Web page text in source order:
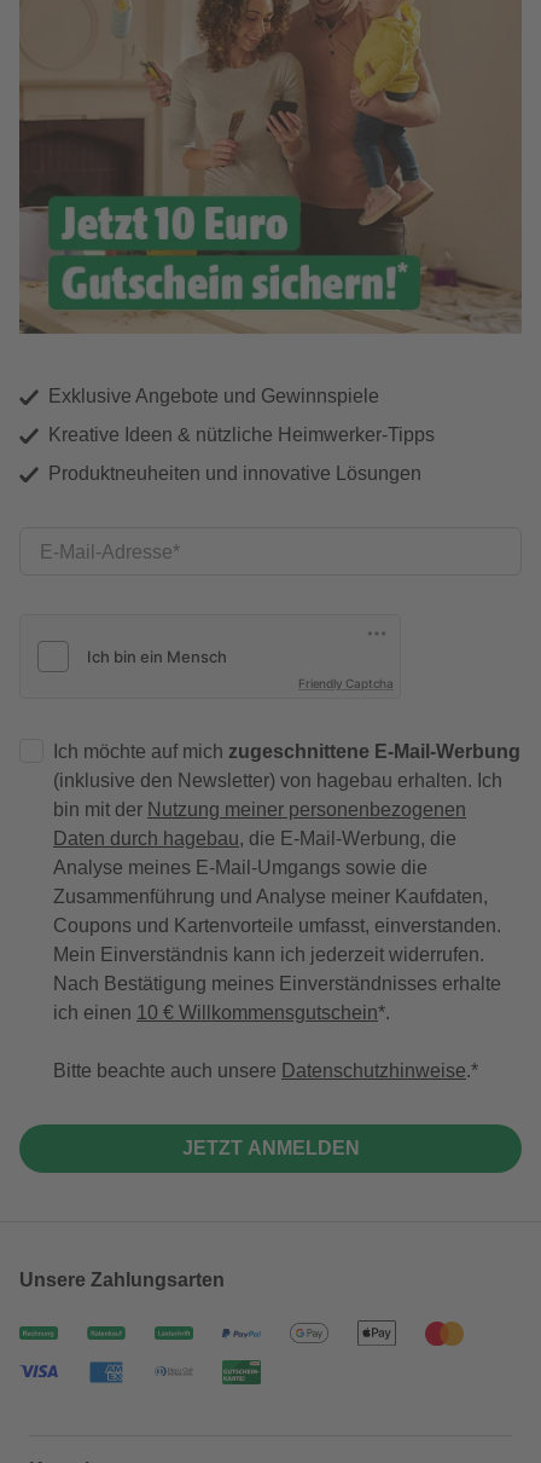
Exklusive Angebote und Gewinnspiele
Kreative Ideen & nützliche Heimwerker-Tipps
Produktneuheiten und innovative Lösungen
E-Mail-Adresse
Friendly Captcha
Ich möchte auf mich zugeschnittene E-Mail-Werbung
(inklusive den Newsletter) von hagebau erhalten. Ich
bin mit der Nutzung meiner personenbezogenen
Daten durch hagebau, die E-Mail-Werbung, die
Analyse meines E-Mail-Umgangs sowie die
Zusammenführung und Analyse meiner Kaufdaten,
Coupons und Kartenvorteile umfasst, einverstanden.
Mein Einverständnis kann ich jederzeit widerrufen.
Nach Bestätigung meines Einverständnisses erhalte
ich einen 10 € Willkommensgutschein*.
Bitte beachte auch unsere Datenschutzhinweise.
JETZT ANMELDEN
Unsere Zahlungsarten